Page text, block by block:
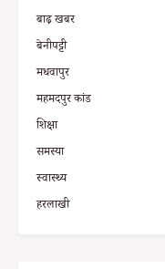
बाढ़ खबर
बेनीपट्टी
मधवापुर
महमदपुर कांड
शिक्षा
समस्या
स्वास्थ्य
हरलाखी